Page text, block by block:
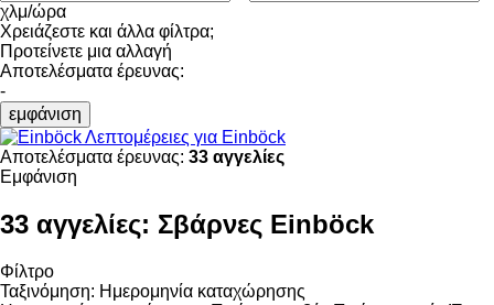
χλμ/ώρα
Χρειάζεστε και άλλα φίλτρα;
Προτείνετε μια αλλαγή
Αποτελέσματα έρευνας:
-
εμφάνιση
Λεπτομέρειες για Einböck
Αποτελέσματα έρευνας: 33 αγγελίες
Εμφάνιση
33 αγγελίες: Σβάρνες Einböck
Φίλτρο
Ταξινόμηση: Ημερομηνία καταχώρησης